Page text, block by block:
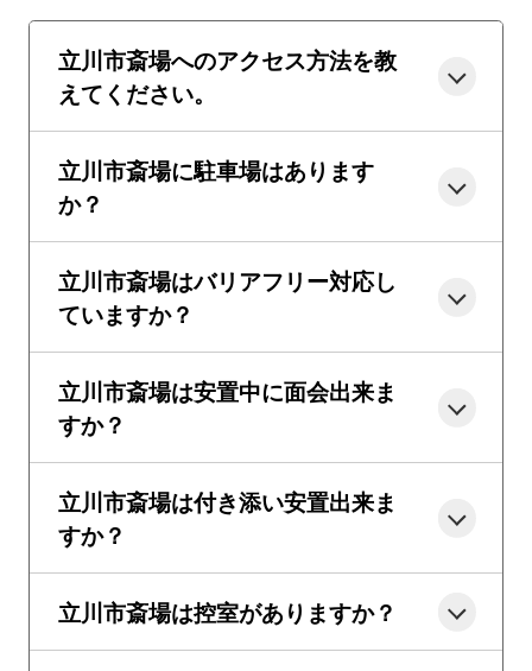
立川市斎場へのアクセス方法を教
えてください。
立川市斎場に駐車場はあります
か？
立川市斎場はバリアフリー対応し
ていますか？
立川市斎場は安置中に面会出来ま
すか？
立川市斎場は付き添い安置出来ま
すか？
立川市斎場は控室がありますか？